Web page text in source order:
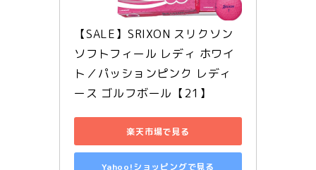
【SALE】SRIXON スリクソン
ソフトフィール レディ ホワイ
ト／パッションピンク レディ
ース ゴルフボール【21】
楽天市場で見る
Yahoo!ショッピングで見る